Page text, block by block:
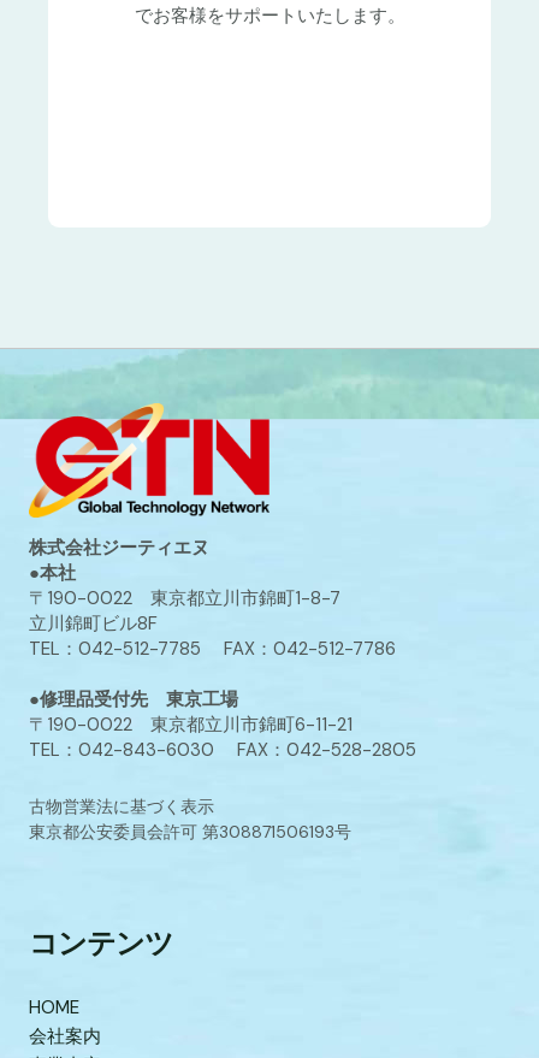
でお客様をサポートいたします。
株式会社ジーティエヌ
●本社
〒190-0022 東京都立川市錦町1-8-7
立川錦町ビル8F
TEL：042-512-7785 FAX：042-512-7786
●修理品受付先 東京工場
〒190-0022 東京都立川市錦町6-11-21
TEL：042-843-6030 FAX：042-528-2805
古物営業法に基づく表示
東京都公安委員会許可 第308871506193号
コンテンツ
HOME
会社案内